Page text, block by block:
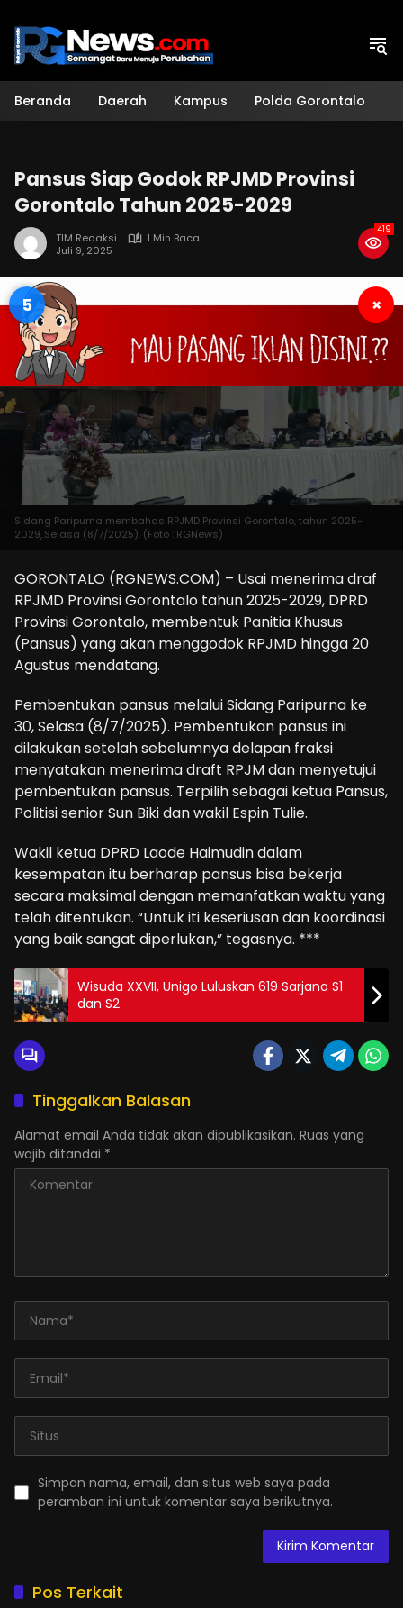
konten
Beranda Daerah Kampus Polda Gorontalo
Pansus Siap Godok RPJMD Provinsi
Gorontalo Tahun 2025-2029
TIM Redaksi
1 Min Baca
Juli 9, 2025
419
4 ×
Sidang Paripurna membahas RPJMD Provinsi Gorontalo, tahun 2025-
2029,.Selasa (8/7/2025). (Foto : RGNews)
GORONTALO (RGNEWS.COM) – Usai menerima draf
RPJMD Provinsi Gorontalo tahun 2025-2029, DPRD
Provinsi Gorontalo, membentuk Panitia Khusus
(Pansus) yang akan menggodok RPJMD hingga 20
Agustus mendatang.
Pembentukan pansus melalui Sidang Paripurna ke
30, Selasa (8/7/2025). Pembentukan pansus ini
dilakukan setelah sebelumnya delapan fraksi
menyatakan menerima draft RPJM dan menyetujui
pembentukan pansus. Terpilih sebagai ketua Pansus,
Politisi senior Sun Biki dan wakil Espin Tulie.
Wakil ketua DPRD Laode Haimudin dalam
kesempatan itu berharap pansus bisa bekerja
secara maksimal dengan memanfatkan waktu yang
telah ditentukan. “Untuk iti keseriusan dan koordinasi
yang baik sangat diperlukan,” tegasnya. ***
Wisuda XXVII, Unigo Luluskan 619 Sarjana S1
dan S2
Tinggalkan Balasan
Alamat email Anda tidak akan dipublikasikan. Ruas yang
wajib ditandai *
Simpan nama, email, dan situs web saya pada
peramban ini untuk komentar saya berikutnya.
Pos Terkait